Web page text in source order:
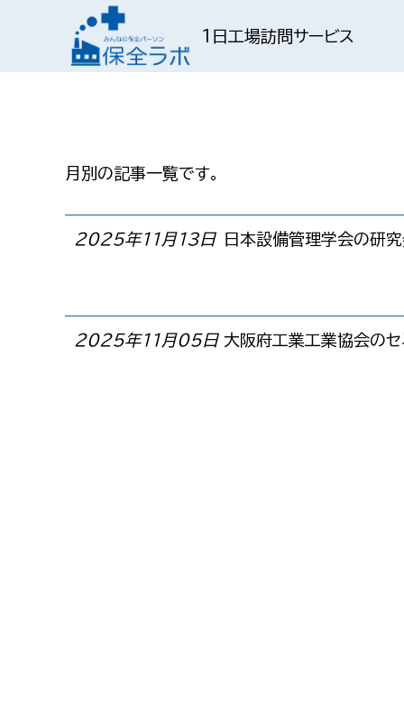
1日工場訪問サービス
月別の記事一覧です。
2025年11月13日 日本設備管理学会の研
2025年11月05日 大阪府工業工業協会のセ